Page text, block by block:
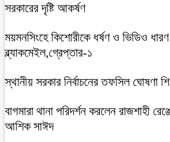
সরকারের দৃষ্টি আকর্ষণ
ময়মনসিংহে কিশোরীকে ধর্ষণ ও ভিডিও
ব্ল্যাকমেইল,গ্রেপ্তার-১
স্থানীয় সরকার নির্বাচনের তফসিল ঘোষণা
বাগমারা থানা পরিদর্শন করলেন রাজশাহী
আশিক সাঈদ